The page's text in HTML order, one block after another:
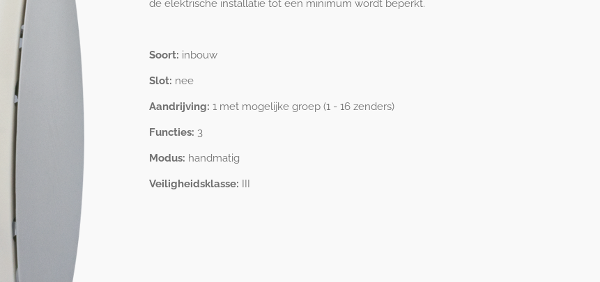
de elektrische installatie tot een minimum wordt beperkt.
Soort: inbouw
Slot: nee
Aandrijving: 1 met mogelijke groep (1 - 16 zenders)
Functies: 3
Modus: handmatig
Veiligheidsklasse: III